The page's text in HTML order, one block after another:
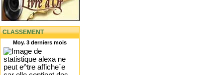
CLASSEMENT
Moy. 3 derniers mois